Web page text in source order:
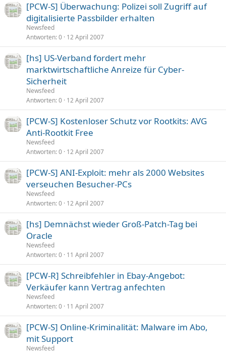
[PCW-S] Überwachung: Polizei soll Zugriff auf
digitalisierte Passbilder erhalten
Newsfeed
Antworten 0 12 April 2007
[hs] US-Verband fordert mehr
marktwirtschaftliche Anreize für Cyber-
Sicherheit
Newsfeed
Antworten 0 12 April 2007
[PCW-S] Kostenloser Schutz vor Rootkits: AVG
Anti-Rootkit Free
Newsfeed
Antworten 0 12 April 2007
[PCW-S] ANI-Exploit: mehr als 2000 Websites
verseuchen Besucher-PCs
Newsfeed
Antworten 0 12 April 2007
[hs] Demnächst wieder Groß-Patch-Tag bei
Oracle
Newsfeed
Antworten 0 11 April 2007
[PCW-R] Schreibfehler in Ebay-Angebot:
Verkäufer kann Vertrag anfechten
Newsfeed
Antworten 0 11 April 2007
[PCW-S] Online-Kriminalität: Malware im Abo,
mit Support
Newsfeed